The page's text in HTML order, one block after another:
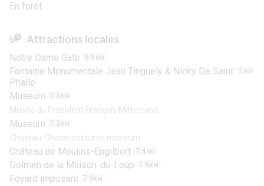
En forêt
Attractions locales
Notre Dame Gate 6.9 KM
Fontaine Monumentale Jean Tinguely & Nicky De Saint
Phalle
7 KM
Museum 7.3 KM
Musée du Président François Mitterrand
Museum 7.3 KM
Château-Chinon costume museum
Château de Moulins-Engilbert 7.4 KM
Dolmen de la Maison-du-Loup 7.8 KM
Foyard imposant 7.9 KM